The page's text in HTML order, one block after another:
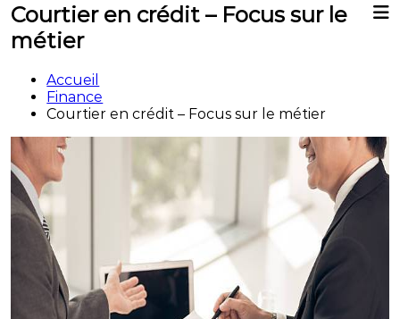
Courtier en crédit – Focus sur le
métier
Accueil
Finance
Courtier en crédit – Focus sur le métier